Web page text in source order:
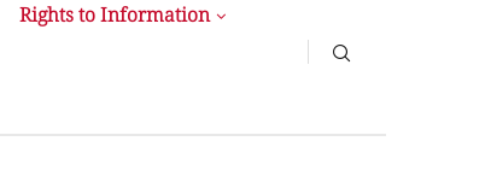
Rights to Information